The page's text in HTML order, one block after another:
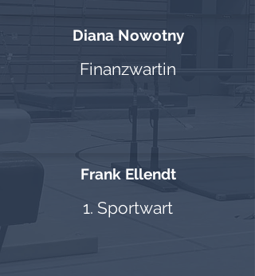
Diana Nowotny
Finanzwartin
Frank Ellendt
1. Sportwart